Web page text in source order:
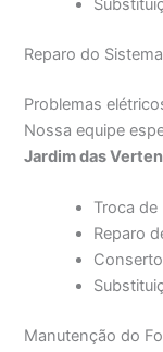
Reparo do
Problemas
Nossa equipe
Jardim das
Troca
Reparo
Manutenção do